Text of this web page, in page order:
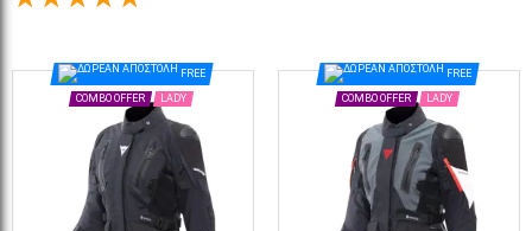
FREE
COMBO OFFER LADY
FREE
COMBO OFFER LADY